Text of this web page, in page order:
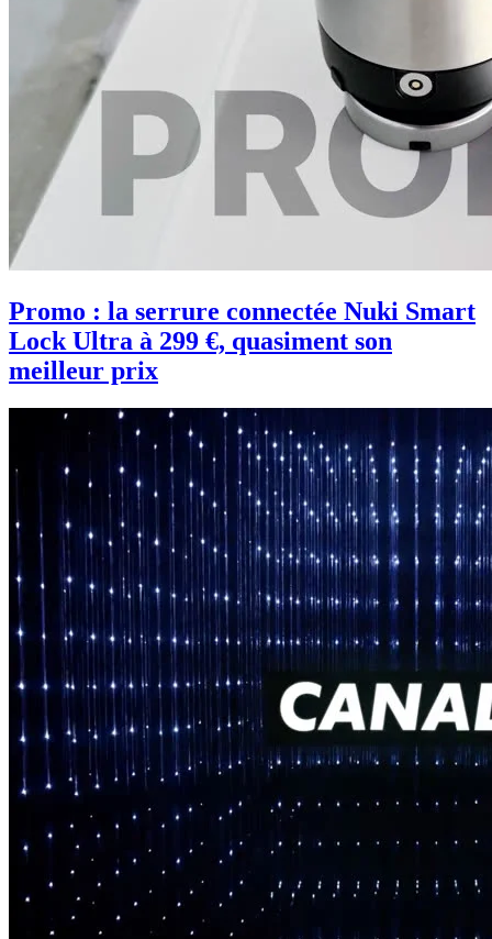
Promo : la serrure connectée Nuki Smart
Lock Ultra à 299 €, quasiment son
meilleur prix